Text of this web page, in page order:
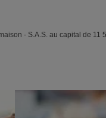
- S.A.S. au capital de 11